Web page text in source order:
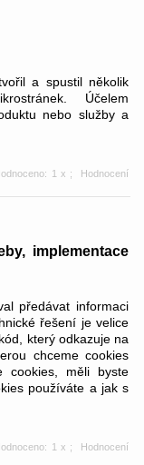
a spustil několik
Účelem
nebo služby a
1 x ; Hodnocení
implementace
předávat informaci
řešení je velice
který odkazuje na
chceme cookies
cookies, měli byste
používáte a jak s
1 x ; Hodnocení